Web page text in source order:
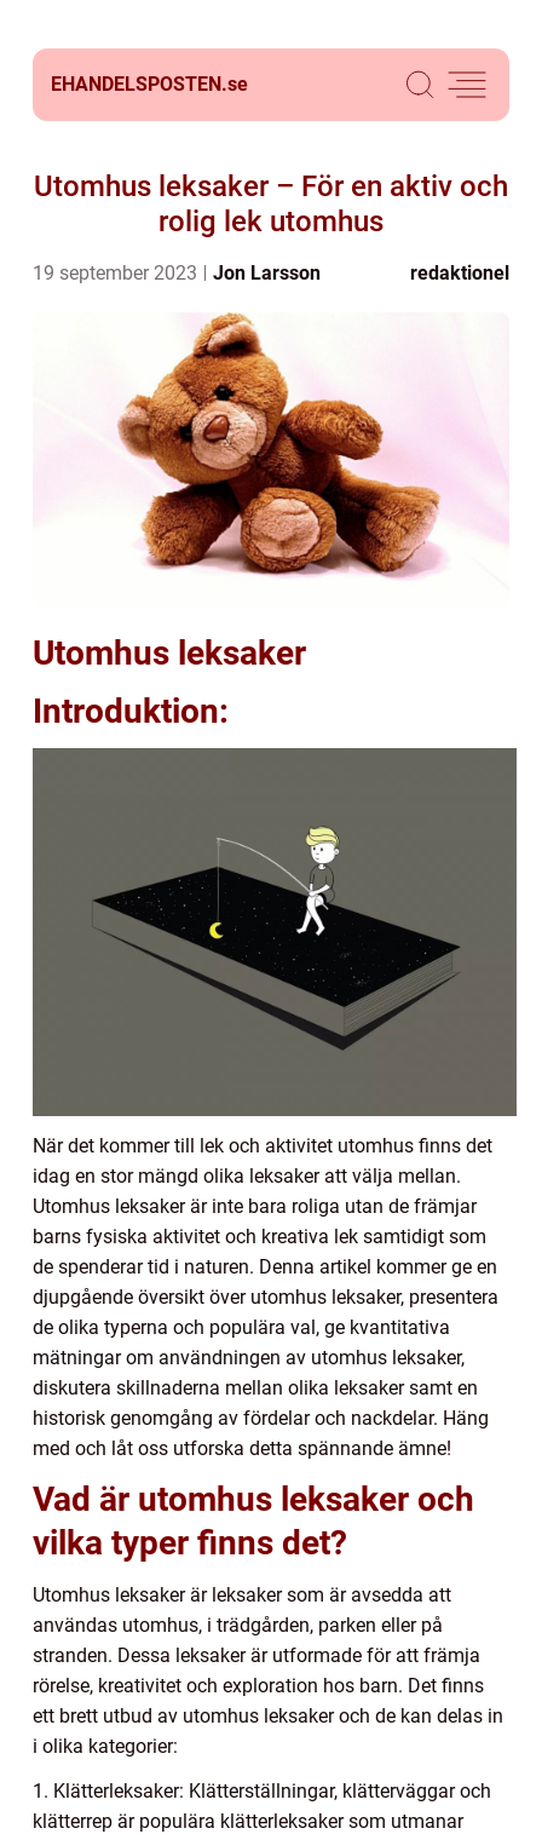
EHANDELSPOSTEN.se
Utomhus leksaker – För en aktiv och
rolig lek utomhus
19 september 2023 Jon Larsson redaktionel
Utomhus leksaker
Introduktion:
När det kommer till lek och aktivitet utomhus finns det
idag en stor mängd olika leksaker att välja mellan.
Utomhus leksaker är inte bara roliga utan de främjar
barns fysiska aktivitet och kreativa lek samtidigt som
de spenderar tid i naturen. Denna artikel kommer ge en
djupgående översikt över utomhus leksaker, presentera
de olika typerna och populära val, ge kvantitativa
mätningar om användningen av utomhus leksaker,
diskutera skillnaderna mellan olika leksaker samt en
historisk genomgång av fördelar och nackdelar. Häng
med och låt oss utforska detta spännande ämne!
Vad är utomhus leksaker och
vilka typer finns det?
Utomhus leksaker är leksaker som är avsedda att
användas utomhus, i trädgården, parken eller på
stranden. Dessa leksaker är utformade för att främja
rörelse, kreativitet och exploration hos barn. Det finns
ett brett utbud av utomhus leksaker och de kan delas in
i olika kategorier:
1. Klätterleksaker: Klätterställningar, klätterväggar och
klätterrep är populära klätterleksaker som utmanar